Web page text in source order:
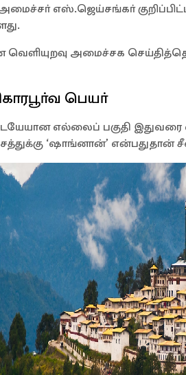
அமைச்சா் எஸ்.ஜெய்சங்கா்
வெளியுறவு அமைச்சக
பெயா்
எல்லைப் பகுதி
‘ஷாங்னான்’ என்பதுதான்